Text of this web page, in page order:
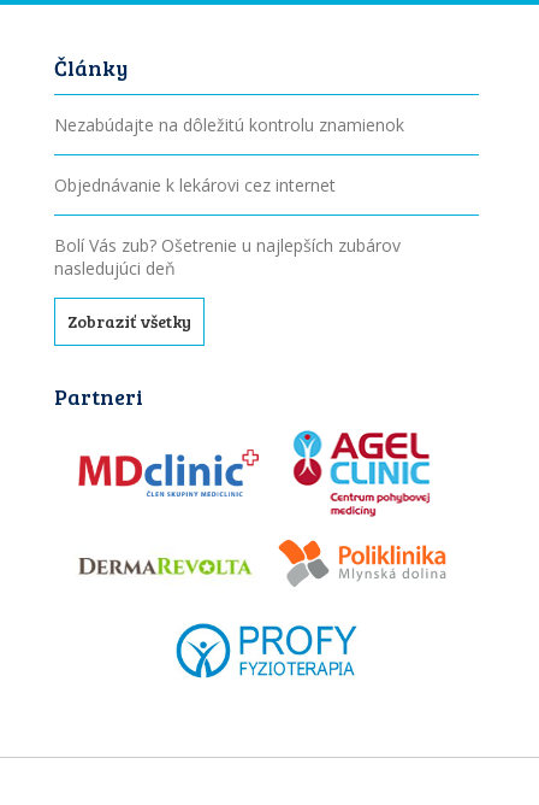
Články
Nezabúdajte na dôležitú kontrolu znamienok
Objednávanie k lekárovi cez internet
Bolí Vás zub? Ošetrenie u najlepších zubárov
nasledujúci deň
Zobraziť všetky
Partneri